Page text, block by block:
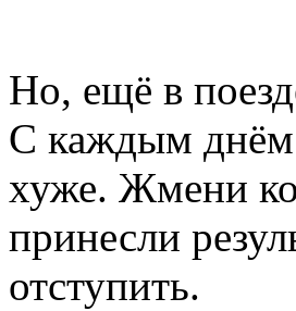
Но, ещё в
С каждым днём
хуже. Жмени
принесли
отступить.